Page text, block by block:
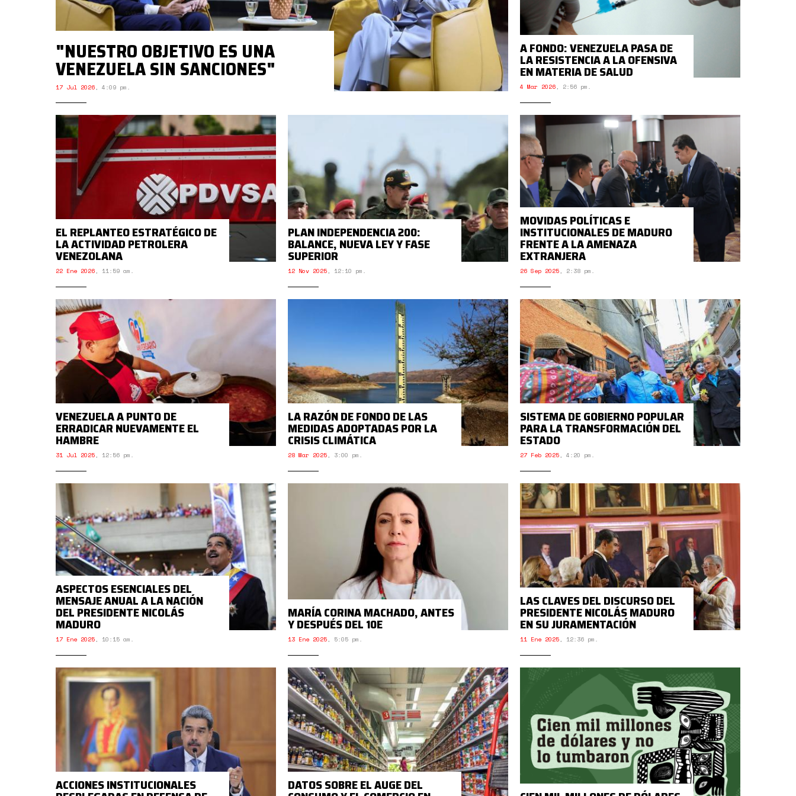
"NUESTRO OBJETIVO ES UNA
VENEZUELA SIN SANCIONES"
17 Jul 2026, 4:09 pm.
A FONDO: VENEZUELA PASA DE
LA RESISTENCIA A LA OFENSIVA
EN MATERIA DE SALUD
4 Mar 2026, 2:56 pm.
EL REPLANTEO ESTRATÉGICO DE
LA ACTIVIDAD PETROLERA
VENEZOLANA
22 Ene 2026, 11:59 am.
PLAN INDEPENDENCIA 200:
BALANCE, NUEVA LEY Y FASE
SUPERIOR
12 Nov 2025, 12:10 pm.
MOVIDAS POLÍTICAS E
INSTITUCIONALES DE MADURO
FRENTE A LA AMENAZA
EXTRANJERA
26 Sep 2025, 2:38 pm.
VENEZUELA A PUNTO DE
ERRADICAR NUEVAMENTE EL
HAMBRE
31 Jul 2025, 12:56 pm.
LA RAZÓN DE FONDO DE LAS
MEDIDAS ADOPTADAS POR LA
CRISIS CLIMÁTICA
28 Mar 2025, 3:00 pm.
SISTEMA DE GOBIERNO POPULAR
PARA LA TRANSFORMACIÓN DEL
ESTADO
27 Feb 2025, 4:20 pm.
ASPECTOS ESENCIALES DEL
MENSAJE ANUAL A LA NACIÓN
DEL PRESIDENTE NICOLÁS
MADURO
17 Ene 2025, 10:15 am.
MARÍA CORINA MACHADO, ANTES
Y DESPUÉS DEL 10E
13 Ene 2025, 5:05 pm.
LAS CLAVES DEL DISCURSO DEL
PRESIDENTE NICOLÁS MADURO
EN SU JURAMENTACIÓN
11 Ene 2025, 12:36 pm.
ACCIONES INSTITUCIONALES DATOS SOBRE EL AUGE DEL